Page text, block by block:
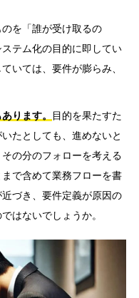
を「誰が受け取るの
テム化の目的に即してい
いては、要件が膨らみ、
ります。
目的を果たすた
たとしても、進めないと
の分のフォローを考える
で含めて業務フローを書
づき、要件定義が原因の
はないでしょうか。